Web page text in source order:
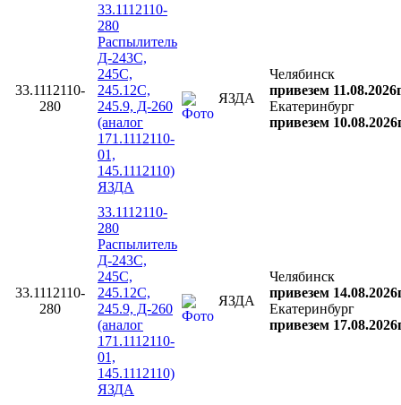
33.1112110-
280
33.1112110-
280
Распылитель
Д-243С,
245С,
245.12С,
245.9, Д-260
(аналог
171.1112110-
01,
145.1112110)
ЯЗДА
ЯЗДА
Челябинск
привезем
Екатеринбург
привезем
33.1112110-
280
33.1112110-
280
Распылитель
Д-243С,
245С,
245.12С,
245.9, Д-260
(аналог
171.1112110-
01,
145.1112110)
ЯЗДА
ЯЗДА
Челябинск
привезем
Екатеринбург
привезем